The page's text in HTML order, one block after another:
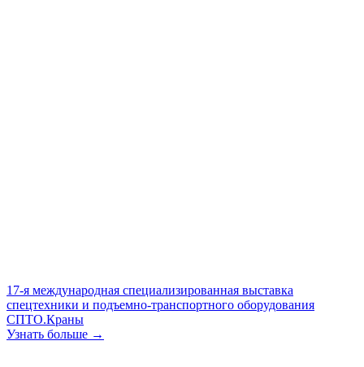
17-я международная специализированная выставка
спецтехники и подъемно-транспортного оборудования
СПТО.Краны
Узнать больше →